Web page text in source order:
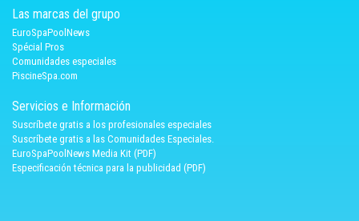
Las marcas del grupo
EuroSpaPoolNews
Spécial Pros
Comunidades especiales
PiscineSpa.com
Servicios e Información
Suscríbete gratis a los profesionales especiales
Suscríbete gratis a las Comunidades Especiales.
EuroSpaPoolNews Media Kit (PDF)
Especificación técnica para la publicidad (PDF)